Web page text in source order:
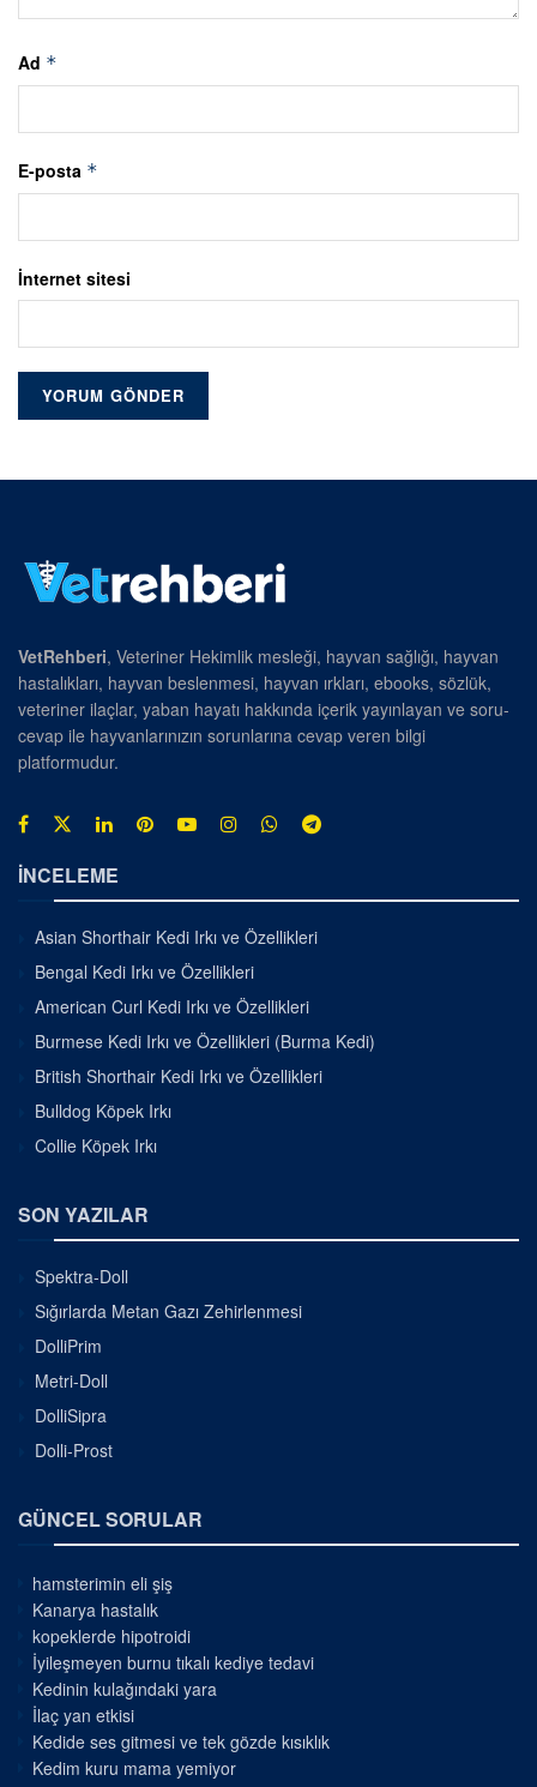
Ad *
E-posta *
İnternet sitesi
VetRehberi, Veteriner Hekimlik mesleği, hayvan sağlığı, hayvan
hastalıkları, hayvan beslenmesi, hayvan ırkları, ebooks, sözlük,
veteriner ilaçlar, yaban hayatı hakkında içerik yayınlayan ve soru-
cevap ile hayvanlarınızın sorunlarına cevap veren bilgi
platformudur.
İNCELEME
Asian Shorthair Kedi Irkı ve Özellikleri
Bengal Kedi Irkı ve Özellikleri
American Curl Kedi Irkı ve Özellikleri
Burmese Kedi Irkı ve Özellikleri (Burma Kedi)
British Shorthair Kedi Irkı ve Özellikleri
Bulldog Köpek Irkı
Collie Köpek Irkı
SON YAZILAR
Spektra-Doll
Sığırlarda Metan Gazı Zehirlenmesi
DolliPrim
Metri-Doll
DolliSipra
Dolli-Prost
GÜNCEL SORULAR
hamsterimin eli şiş
Kanarya hastalık
kopeklerde hipotroidi
İyileşmeyen burnu tıkalı kediye tedavi
Kedinin kulağındaki yara
İlaç yan etkisi
Kedide ses gitmesi ve tek gözde kısıklık
Kedim kuru mama yemiyor